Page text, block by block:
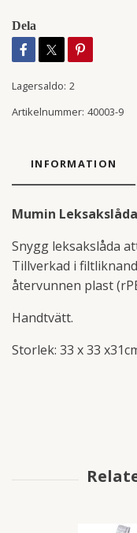
Dela
Lagersaldo: 2
Artikelnummer: 40003-9
INFORMATION
Mumin
Snygg leksakslåda
Tillverkad i
återvunnen plast
Handtvätt.
Storlek: 33 x 33